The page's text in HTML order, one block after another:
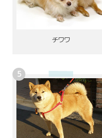
チワワ